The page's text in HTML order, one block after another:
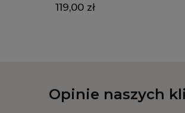
119,00 zł
Opinie naszych